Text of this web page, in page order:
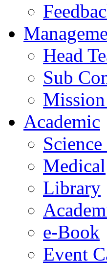
Head
Sub
Academic
Medical
Library
e-Book
Event